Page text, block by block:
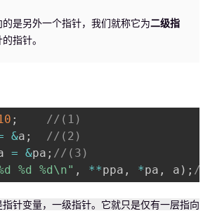
是另外一个指针，我们就称它为二级指
指针。
;
//(1)
&a ;
//(2)
= &pa ; //(3)
%d %d\n" , **ppa , *pa , a ) ; //
针变量，一级指针。它就只是仅有一层指向